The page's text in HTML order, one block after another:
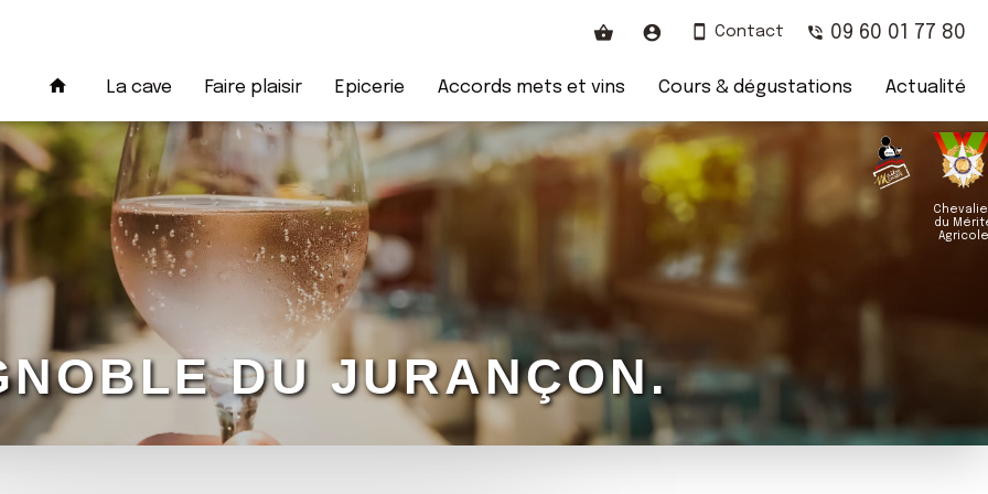
Contact 09 60 01 77 80
La cave Faire plaisir Epicerie Accords mets et vins Cours & dégustations Actualité
du
Agricole
DU JURANÇON.